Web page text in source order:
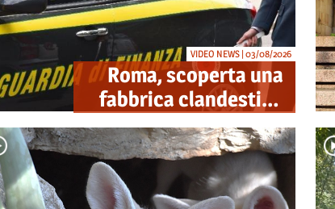
Roma, scoperta una
fabbrica clandestina
di sigarette in via
Trigoria: sequestrati
1.350 kg di tabacco
VIDEO NEWS | 03/08/2026